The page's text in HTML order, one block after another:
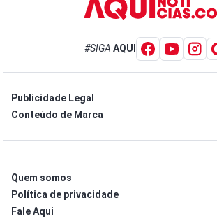
#SIGA AQUI
Publicidade Legal
Conteúdo de Marca
Quem somos
Política de privacidade
Fale Aqui